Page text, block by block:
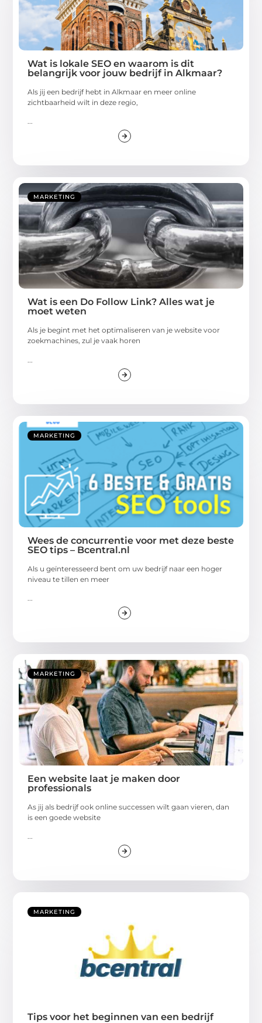
Wat is lokale SEO en waarom is dit
belangrijk voor jouw bedrijf in Alkmaar?
Als jij een bedrijf hebt in Alkmaar en meer online
zichtbaarheid wilt in deze regio,
...
MARKETING
Wat is een Do Follow Link? Alles wat je
moet weten
Als je begint met het optimaliseren van je website voor
zoekmachines, zul je vaak horen
MARKETING
Wees de concurrentie voor met deze beste
SEO tips – Bcentral.nl
Als u geïnteresseerd bent om uw bedrijf naar een hoger
niveau te tillen en meer
MARKETING
Een website laat je maken door
professionals
As jij als bedrijf ook online successen wilt gaan vieren, dan
is een goede website
...
MARKETING
Tips voor het beginnen van een bedrijf